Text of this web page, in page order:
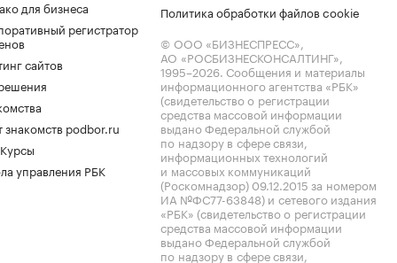
для бизнеса
регистратор
сайтов
знакомств podbor.ru
управления РБК
Политика обработки файлов cookie
© ООО «БИЗНЕСПРЕСС»,
АО «РОСБИЗНЕСКОНСАЛТИНГ»,
1995–2026. Сообщения и материалы
информационного агентства «РБК»
(свидетельство о регистрации
средства массовой информации
выдано Федеральной службой
по надзору в сфере связи,
информационных технологий
и массовых коммуникаций
(Роскомнадзор) 09.12.2015 за номером
ИА №ФС77-63848) и сетевого издания
«РБК» (свидетельство о регистрации
средства массовой информации
выдано Федеральной службой
по надзору в сфере связи,